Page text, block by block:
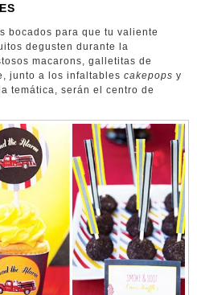
bocados para que tu valiente
degusten durante la
macarons, galletitas de
junto a los infaltables cakepops y
temática, serán el centro de